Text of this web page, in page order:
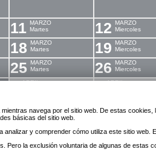
11
MARZO
Martes
12
MARZO
Miercoles
18
MARZO
Martes
19
MARZO
Miercoles
25
MARZO
Martes
26
MARZO
Miercoles
ABRIL
ABRIL
Contacto
Cookies
navega por el sitio web. De estas
básicas del sitio web.
y comprender cómo utiliza este sitio
Pero la exclusión voluntaria de algunas de estas